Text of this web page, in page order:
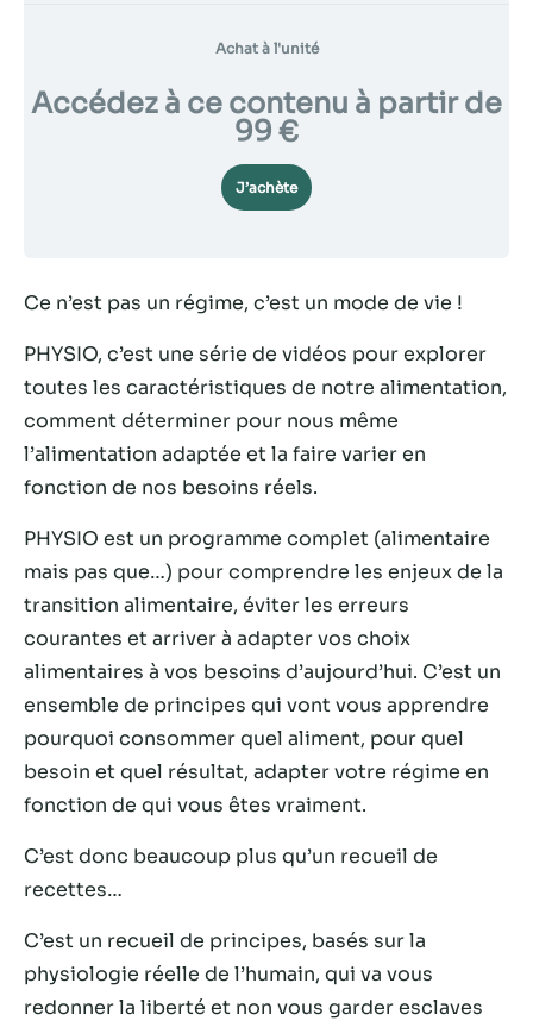
Achat à l'unité
Accédez à ce contenu à partir de
99 €
J’achète
Ce n’est pas un régime, c’est un mode de vie !
PHYSIO, c’est une série de vidéos pour explorer
toutes les caractéristiques de notre alimentation,
comment déterminer pour nous même
l’alimentation adaptée et la faire varier en
fonction de nos besoins réels.
PHYSIO est un programme complet (alimentaire
mais pas que…) pour comprendre les enjeux de la
transition alimentaire, éviter les erreurs
courantes et arriver à adapter vos choix
alimentaires à vos besoins d’aujourd’hui. C’est un
ensemble de principes qui vont vous apprendre
pourquoi consommer quel aliment, pour quel
besoin et quel résultat, adapter votre régime en
fonction de qui vous êtes vraiment.
C’est donc beaucoup plus qu’un recueil de
recettes…
C’est un recueil de principes, basés sur la
physiologie réelle de l’humain, qui va vous
redonner la liberté et non vous garder esclaves
sont pas
sont
nécessaires au
du site Web.
puissions
fonctionnalité
du site Web,
en fonction
de la façon
Web est
Experience
Afin que notre
fonctionne
aussi bien que
possible lors
de votre visite.
Si vous refusez
ces cookies,
fonctionnalités
Marketing
En partageant